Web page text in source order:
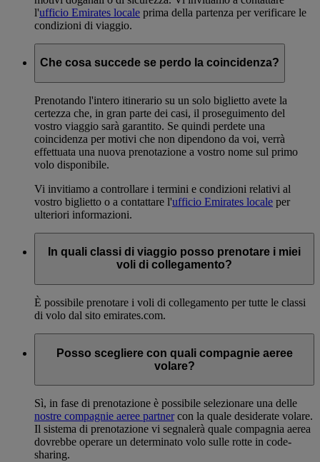
l'ufficio Emirates locale prima della partenza per verificare le
condizioni di viaggio.
Che cosa succede se perdo la coincidenza?
Prenotando l'intero itinerario su un solo biglietto avete la
certezza che, in gran parte dei casi, il proseguimento del
vostro viaggio sarà garantito. Se quindi perdete una
coincidenza per motivi che non dipendono da voi, verrà
effettuata una nuova prenotazione a vostro nome sul primo
volo disponibile.
Vi invitiamo a controllare i termini e condizioni relativi al
vostro biglietto o a contattare l'ufficio Emirates locale per
ulteriori informazioni.
In quali classi di viaggio posso prenotare i miei
voli di collegamento?
È possibile prenotare i voli di collegamento per tutte le classi
di volo dal sito emirates.com.
Posso scegliere con quali compagnie aeree
volare?
Sì, in fase di prenotazione è possibile selezionare una delle
nostre compagnie aeree partnercon la quale desiderate volare.
Il sistema di prenotazione vi segnalerà quale compagnia aerea
dovrebbe operare un determinato volo sulle rotte in code-
sharing.